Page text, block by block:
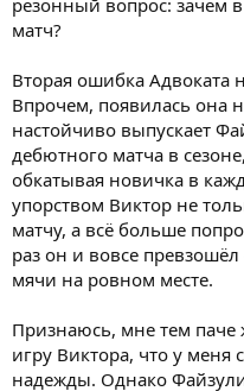
матч?
Вторая ошибка Адвоката
Впрочем, появилась она
настойчиво выпускает
дебютного матча в
обкатывая новичка в
упорством Виктор не
матчу, а всё больше
раз он и вовсе превзошёл
мячи на ровном месте.
Признаюсь, мне тем паче
игру Виктора, что у
надежды. Однако